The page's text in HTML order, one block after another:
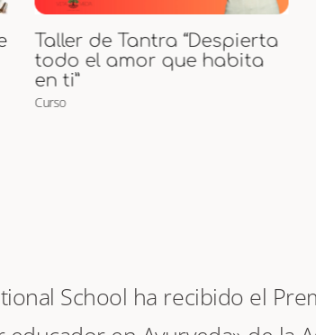
Iniciación a la meditación
Curso